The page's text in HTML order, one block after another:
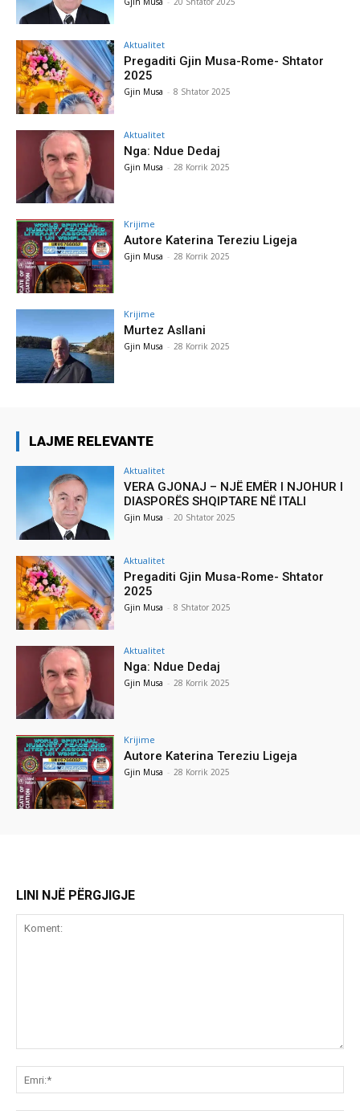
Aktualitet
Pregaditi Gjin Musa-Rome- Shtator
2025
Gjin Musa - 8 Shtator 2025
Aktualitet
Nga: Ndue Dedaj
Gjin Musa - 28 Korrik 2025
Krijime
Autore Katerina Tereziu Ligeja
Gjin Musa - 28 Korrik 2025
Krijime
Murtez Asllani
Gjin Musa - 28 Korrik 2025
LAJME RELEVANTE
Aktualitet
VERA GJONAJ – NJË EMËR I NJOHUR I
DIASPORËS SHQIPTARE NË ITALI
Gjin Musa - 20 Shtator 2025
Aktualitet
Pregaditi Gjin Musa-Rome- Shtator
2025
Gjin Musa - 8 Shtator 2025
Aktualitet
Nga: Ndue Dedaj
Gjin Musa - 28 Korrik 2025
Krijime
Autore Katerina Tereziu Ligeja
Gjin Musa - 28 Korrik 2025
LINI NJË PËRGJIGJE